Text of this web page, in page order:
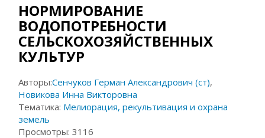
НОРМИРОВАНИЕ
ВОДОПОТРЕБНОСТИ
СЕЛЬСКОХОЗЯЙСТВЕННЫХ
КУЛЬТУР
Авторы:Сенчуков Герман Александрович (ст),
Новикова Инна Викторовна
Тематика: Мелиорация, рекультивация и охрана
земель
Просмотры:3116